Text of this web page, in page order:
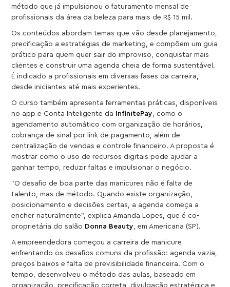
método que já impulsionou o faturamento mensal de
profissionais da área da beleza para mais de R$ 15 mil.
Os conteúdos abordam temas que vão desde planejamento,
precificação a estratégias de marketing, e compõem um guia
prático para quem quer sair do improviso, conquistar mais
clientes e construir uma agenda cheia de forma sustentável.
É indicado a profissionais em diversas fases da carreira,
desde iniciantes até mais experientes.
O curso também apresenta ferramentas práticas, disponíveis
no app e Conta Inteligente da InfinitePay , como o
agendamento automático com organização de horários,
cobrança de sinal por link de pagamento, além de
centralização de vendas e controle financeiro. A proposta é
mostrar como o uso de recursos digitais pode ajudar a
ganhar tempo, reduzir faltas e impulsionar o negócio.
“O desafio de boa parte das manicures não é falta de
talento, mas de método. Quando existe organização,
posicionamento e decisões certas, a agenda começa a
encher naturalmente”, explica Amanda Lopes, que é co-
proprietária do salão Donna Beauty , em Americana (SP).
A empreendedora começou a carreira de manicure
enfrentando os desafios comuns da profissão: agenda vazia,
preços baixos e falta de previsibilidade financeira. Com o
tempo, desenvolveu o método das aulas, baseado em
organização, precificação correta, divulgação estratégica e